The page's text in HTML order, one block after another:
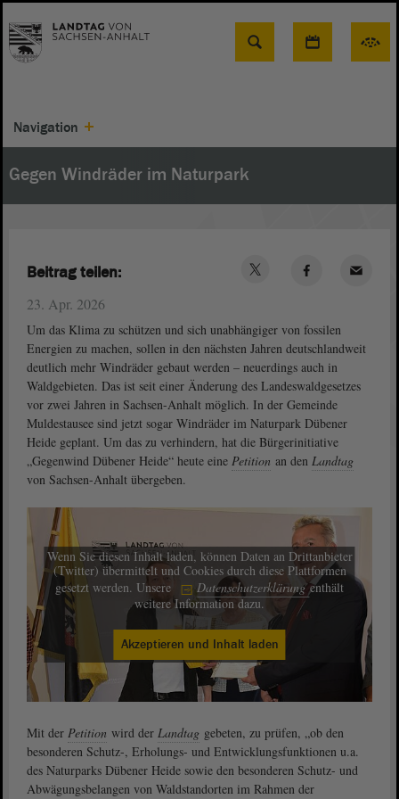
Suche
Navigation
Gegen Windräder im Naturpark
23. Apr. 2026
Um das Klima zu schützen und sich unabhängiger von fossilen
Energien zu machen, sollen in den nächsten Jahren deutschlandweit
deutlich mehr Windräder gebaut werden – neuerdings auch in
Waldgebieten. Das ist seit einer Änderung des Landeswaldgesetzes
vor zwei Jahren in Sachsen-Anhalt möglich. In der Gemeinde
Muldestausee sind jetzt sogar Windräder im Naturpark Dübener
Heide geplant. Um das zu verhindern, hat die Bürgerinitiative
„Gegenwind Dübener Heide“ heute eine Petition an den Landtag
von Sachsen-Anhalt übergeben.
Wenn Sie diesen Inhalt laden, können Daten an Drittanbieter
(Twitter) übermittelt und Cookies durch diese Plattformen
gesetzt werden. Unsere
Datenschutzerklärungenthält
weitere Information dazu.
Akzeptieren und Inhalt laden
Mit der Petition wird der Landtag gebeten, zu prüfen, „ob den
besonderen Schutz-, Erholungs- und Entwicklungsfunktionen u.a.
des Naturparks Dübener Heide sowie den besonderen Schutz- und
Abwägungsbelangen von Waldstandorten im Rahmen der
Beitrag teilen: